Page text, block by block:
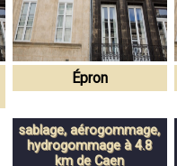
Épron
sablage, aérogommage,
hydrogommage à 4.8
km de Caen